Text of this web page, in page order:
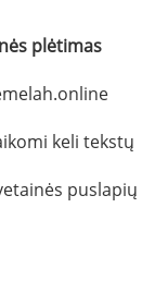
plėtimas
keli tekstų
puslapių